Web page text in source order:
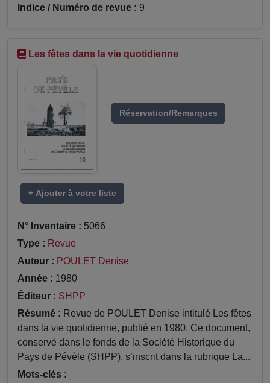
Indice / Numéro de revue : 9
Les fêtes dans la vie quotidienne
Réservation/Remarques
+ Ajouter à votre liste
N° Inventaire : 5066
Type : Revue
Auteur : POULET Denise
Année : 1980
Éditeur : SHPP
Résumé : Revue de POULET Denise intitulé Les fêtes
dans la vie quotidienne, publié en 1980. Ce document,
conservé dans le fonds de la Société Historique du
Pays de Pévèle (SHPP), s’inscrit dans la rubrique La...
Mots-clés :